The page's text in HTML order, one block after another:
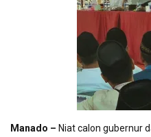
Manado – Niat calon gubernur